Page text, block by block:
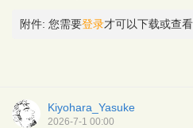
附件: 您需要登录才可以下载或查
Kiyohara_Yasuke
2026-7-1 00:00